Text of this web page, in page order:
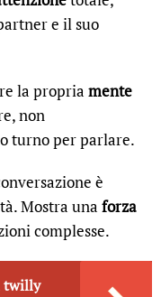
e il suo
la propria mente
non
turno per parlare.
è
Mostra una forza
complesse.
twilly